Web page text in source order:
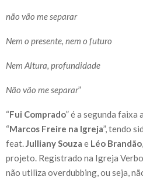
não vão me separar
Nem o presente, nem o futuro
Nem Altura, profundidade
Não vão me separar”
“Fui Comprado” é a segunda faixa
“Marcos Freire na Igreja”, tendo
feat. Julliany Souza e Léo Brandão
projeto. Registrado na Igreja Verbo
não utiliza overdubbing, ou seja,